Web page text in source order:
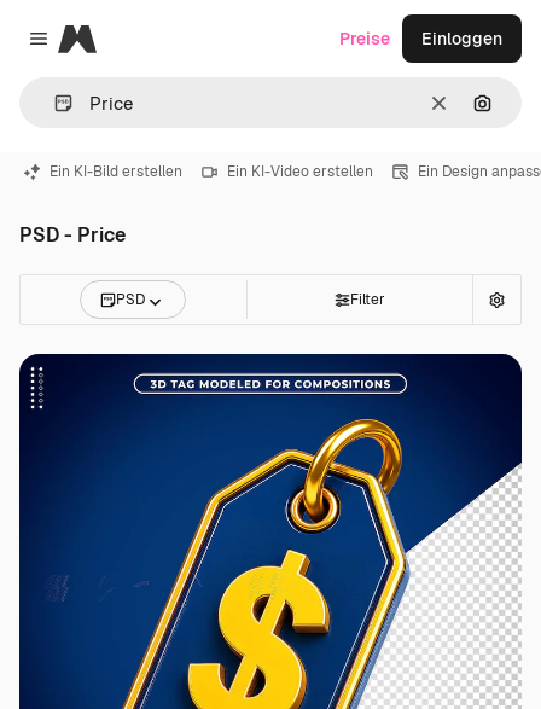
Close menu
Magnific
LöschenNach
Preise Einloggen
Ein KI-Bild erstellen Ein KI-Video erstellen Ein Design
PSD - Price
PSD Filter